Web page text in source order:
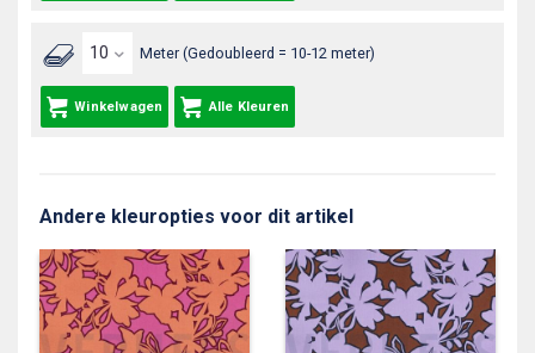
Meter (Gedoubleerd = 10-12 meter)
Winkelwagen Alle Kleuren
Andere kleuropties voor dit artikel